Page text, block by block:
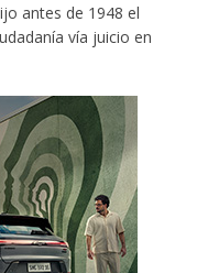
antes de 1948 el
vía juicio en